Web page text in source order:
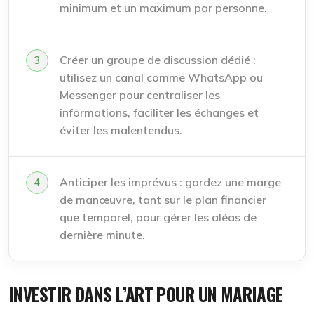
minimum et un maximum par personne.
Créer un groupe de discussion dédié :
utilisez un canal comme WhatsApp ou
Messenger pour centraliser les
informations, faciliter les échanges et
éviter les malentendus.
Anticiper les imprévus : gardez une marge
de manœuvre, tant sur le plan financier
que temporel, pour gérer les aléas de
dernière minute.
INVESTIR DANS L’ART POUR UN MARIAGE